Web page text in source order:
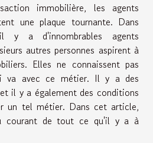
immobilière, les agents
une plaque tournante. Dans
a d'innombrables agents
autres personnes aspirent à
Elles ne connaissent pas
va avec ce métier. Il y a des
il y a également des conditions
un tel métier. Dans cet article,
courant de tout ce qu'il y a à